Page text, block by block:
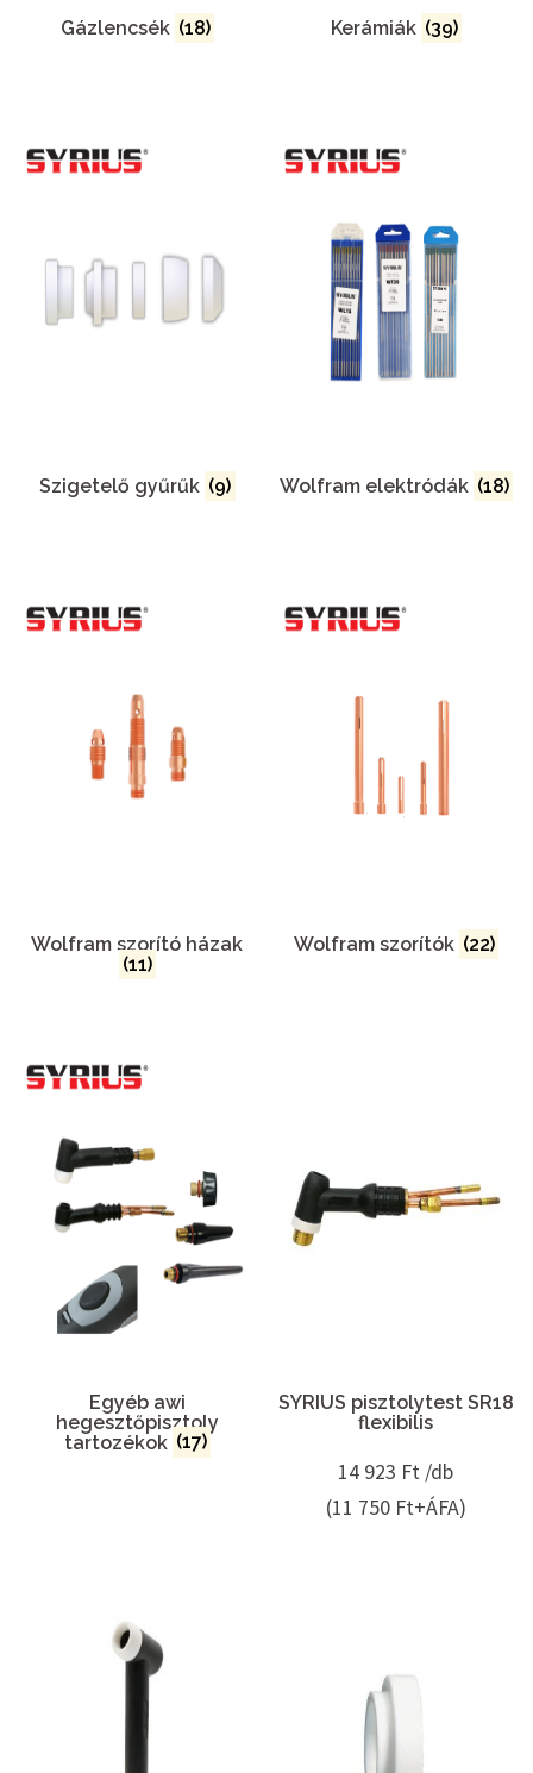
Gázlencsék (18) Kerámiák (39)
Szigetelő gyűrűk (9) Wolfram elektródák (18)
Wolfram szorító házak
(11)
Wolfram szorítók (22)
Egyéb awi
hegesztőpisztoly
tartozékok (17)
SYRIUS pisztolytest SR18
flexibilis
14 923 Ft /db
(11 750 Ft+ÁFA)